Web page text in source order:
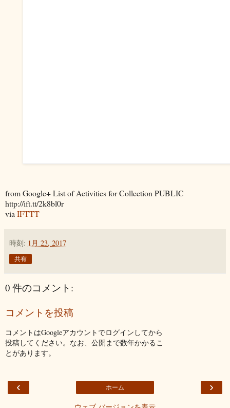
from Google+ List of Activities for Collection PUBLIC
http://ift.tt/2k8bl0r
via IFTTT
時刻: 1月 23, 2017
共有
0 件のコメント:
コメントを投稿
コメントはGoogleアカウントでログインしてから
投稿してください。なお、公開まで数年かかるこ
とがあります。
‹ ›
ホーム